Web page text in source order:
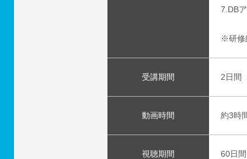
7.DB
※研修
受講期間 2日間
動画時間 約3時
視聴期間 60日間